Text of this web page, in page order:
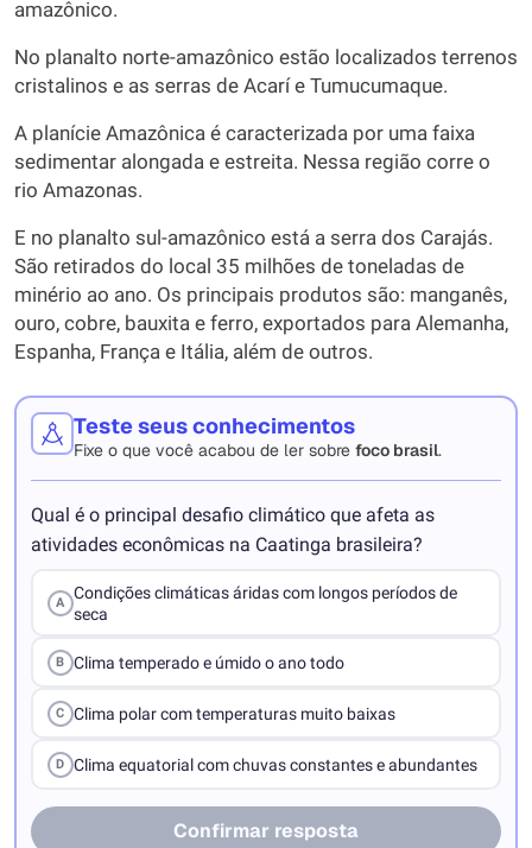
amazônico.
No planalto norte-amazônico estão localizados terrenos
cristalinos e as serras de Acarí e Tumucumaque.
A planície Amazônica é caracterizada por uma faixa
sedimentar alongada e estreita. Nessa região corre o
rio Amazonas.
E no planalto sul-amazônico está a serra dos Carajás.
São retirados do local 35 milhões de toneladas de
minério ao ano. Os principais produtos são: manganês,
ouro, cobre, bauxita e ferro, exportados para Alemanha,
Espanha, França e Itália, além de outros.
Teste seus conhecimentos
Fixe o que você acabou de ler sobre foco brasil.
Qual é o principal desafio climático que afeta as
atividades econômicas na Caatinga brasileira?
A
Condições climáticas áridas com longos períodos de
seca
B Clima temperado e úmido o ano todo
C Clima polar com temperaturas muito baixas
D Clima equatorial com chuvas constantes e abundantes
Confirmar resposta